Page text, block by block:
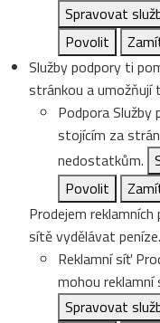
Spravovat
Povolit
Služby podpory ti
stránkou a
PodporaSlužby
stojícím za
nedostatkům.
Povolit
Prodejem
sítě vydělávat peníze.
Reklamní síť
mohou
Spravovat